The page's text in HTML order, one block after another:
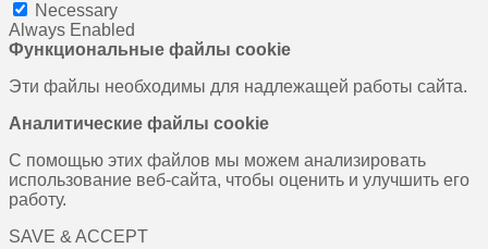
Necessary
Always Enabled
Функциональные файлы cookie
Эти файлы необходимы для надлежащей работы сайта.
Аналитические файлы cookie
С помощью этих файлов мы можем анализировать
использование веб-сайта, чтобы оценить и улучшить его
работу.
SAVE & ACCEPT